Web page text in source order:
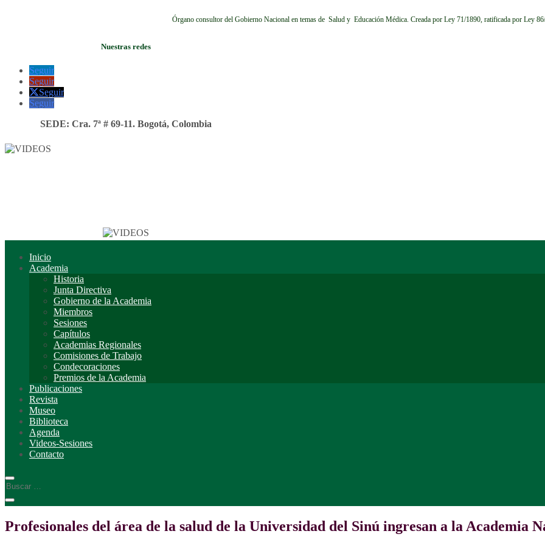
Órgano consultor del Gobierno Nacional en temas de Salud y Educación Médica. Creada por Ley 71/1890, ratificada por Ley
Nuestras redes
Seguir
Seguir
Seguir
Seguir
SEDE: Cra. 7ª # 69-11. Bogotá, Colombia
Inicio
Academia
Historia
Junta Directiva
Gobierno de la Academia
Miembros
Sesiones
Capítulos
Academias Regionales
Comisiones de Trabajo
Condecoraciones
Premios de la Academia
Publicaciones
Revista
Museo
Biblioteca
Agenda
Videos-Sesiones
Contacto
Profesionales del área de la salud de la Universidad del Sinú ingresan a la Academia